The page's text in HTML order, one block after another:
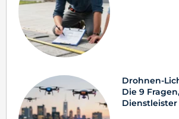
Drohnen-
Die 9